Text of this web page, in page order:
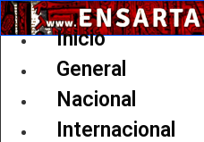
Ir
al
Inicio
General
Nacional
Internacional